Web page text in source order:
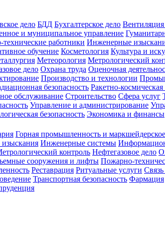
дело БДД Бухгалтерское дело
и муниципальное управление
работники Инженерные
обучение Косметология Культура и
Метеорология Метрологический
дело Охрана труда Оценочная
Производство и технологии
безопасность Ракетно-
обслуживание Строительство Сфера услуг
Управление и администрирование
безопасность Экономика и финансы
Горная промышленность и
Инженерные системы
контроль Нефтегазовое дело
сооружения и лифты Пожарно-
Реставрация Ритуальные услуги
Транспортная безопасность Фармация